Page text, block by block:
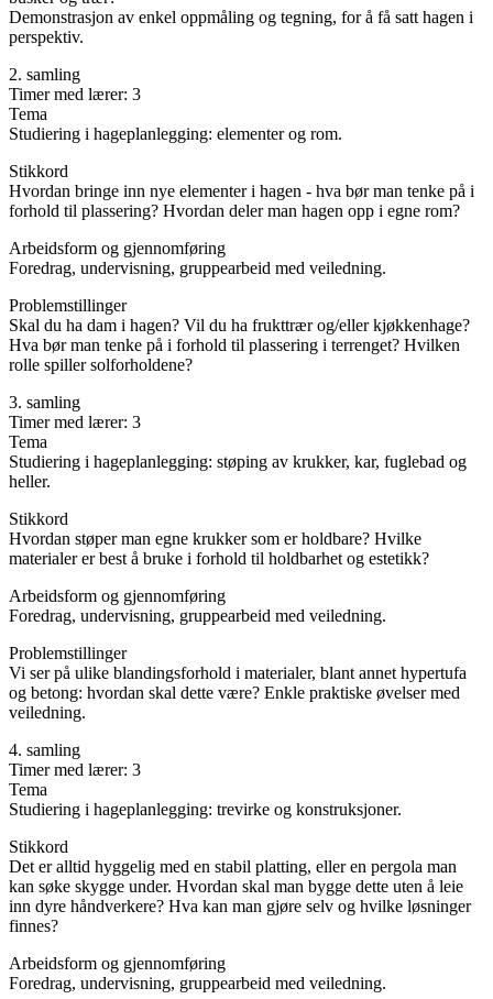
Demonstrasjon av enkel oppmåling og tegning, for å få satt hagen i
perspektiv.
2. samling
Timer med lærer: 3
Tema
Studiering i hageplanlegging: elementer og rom.
Stikkord
Hvordan bringe inn nye elementer i hagen - hva bør man tenke på i
forhold til plassering? Hvordan deler man hagen opp i egne rom?
Arbeidsform og gjennomføring
Foredrag, undervisning, gruppearbeid med veiledning.
Problemstillinger
Skal du ha dam i hagen? Vil du ha frukttrær og/eller kjøkkenhage?
Hva bør man tenke på i forhold til plassering i terrenget? Hvilken
rolle spiller solforholdene?
3. samling
Timer med lærer: 3
Tema
Studiering i hageplanlegging: støping av krukker, kar, fuglebad og
heller.
Stikkord
Hvordan støper man egne krukker som er holdbare? Hvilke
materialer er best å bruke i forhold til holdbarhet og estetikk?
Arbeidsform og gjennomføring
Foredrag, undervisning, gruppearbeid med veiledning.
Problemstillinger
Vi ser på ulike blandingsforhold i materialer, blant annet hypertufa
og betong: hvordan skal dette være? Enkle praktiske øvelser med
veiledning.
4. samling
Timer med lærer: 3
Tema
Studiering i hageplanlegging: trevirke og konstruksjoner.
Stikkord
Det er alltid hyggelig med en stabil platting, eller en pergola man
kan søke skygge under. Hvordan skal man bygge dette uten å leie
inn dyre håndverkere? Hva kan man gjøre selv og hvilke løsninger
finnes?
Arbeidsform og gjennomføring
Foredrag, undervisning, gruppearbeid med veiledning.